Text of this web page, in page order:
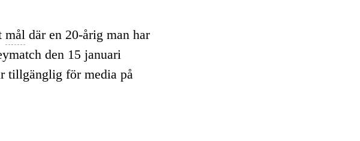
mål där en 20-årig man har
den 15 januari
tillgänglig för media på